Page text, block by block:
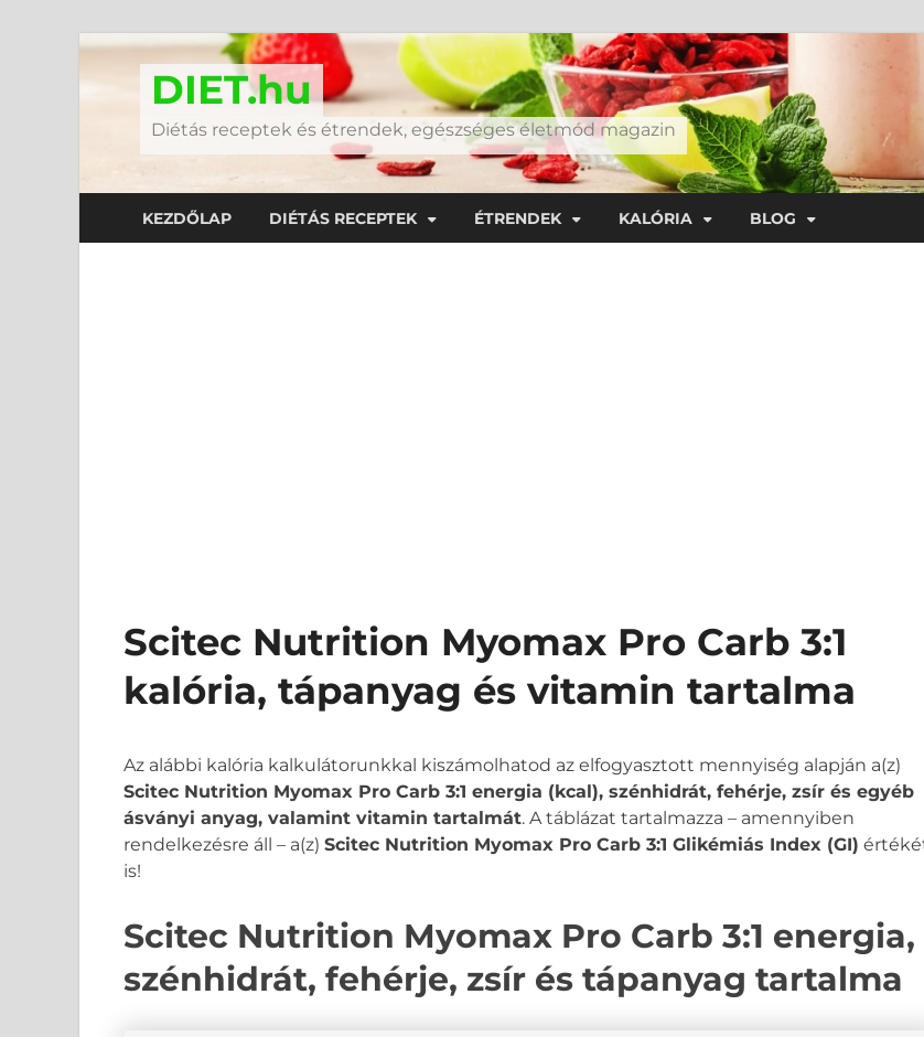
DIET.hu
Diétás receptek és étrendek, egészséges életmód magazin
KEZDŐLAP DIÉTÁS RECEPTEK ÉTRENDEK KALÓRIA BLOG
Scitec Nutrition Myomax Pro Carb 3:1
kalória, tápanyag és vitamin tartalma
Az alábbi kalória kalkulátorunkkal kiszámolhatod az elfogyasztott mennyiség alapján a(z)
Scitec Nutrition Myomax Pro Carb 3:1 energia (kcal), szénhidrát, fehérje, zsír és egyéb
ásványi anyag, valamint vitamin tartalmát. A táblázat tartalmazza – amennyiben
rendelkezésre áll – a(z) Scitec Nutrition Myomax Pro Carb 3:1 Glikémiás Index (GI)
is!
Scitec Nutrition Myomax Pro Carb 3:1 energia,
szénhidrát, fehérje, zsír és tápanyag tartalma